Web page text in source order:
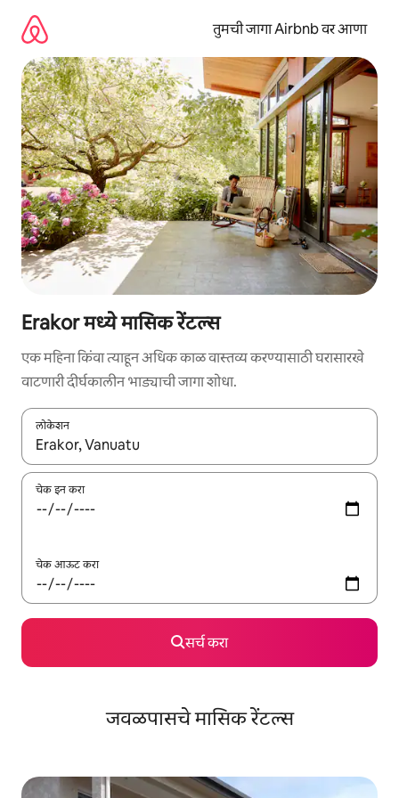
तुमची जागा Airbnb वर आणा
Erakor मध्ये मासिक रेंटल्स
एक महिना किंवा त्याहून अधिक काळ वास्तव्य करण्यासाठी घरासारखे
वाटणारी दीर्घकालीन भाड्याची जागा शोधा.
लोकेशन
जेव्हा परिणाम उपलब्ध असतील, तेव्हा वरच्या आणि खाली बाणांच्या किजसह
चेक इन करा
चेक आऊट करा
सर्च करा
जवळपासचे मासिक रेंटल्स